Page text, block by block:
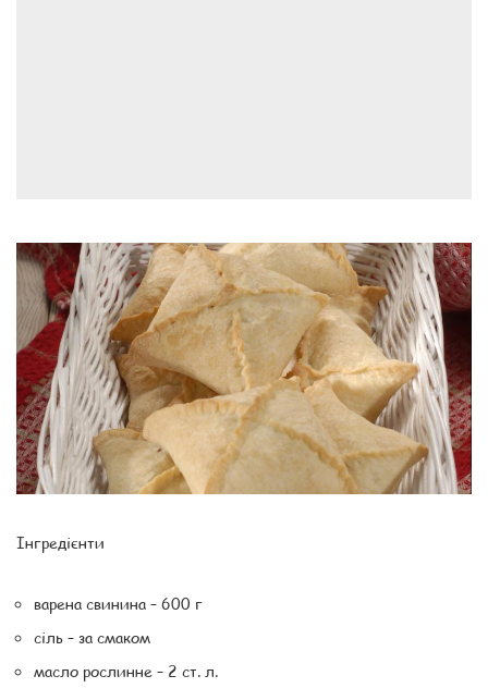
Інгредієнти
варена свинина – 600 г
сіль – за смаком
масло рослинне – 2 ст. л.